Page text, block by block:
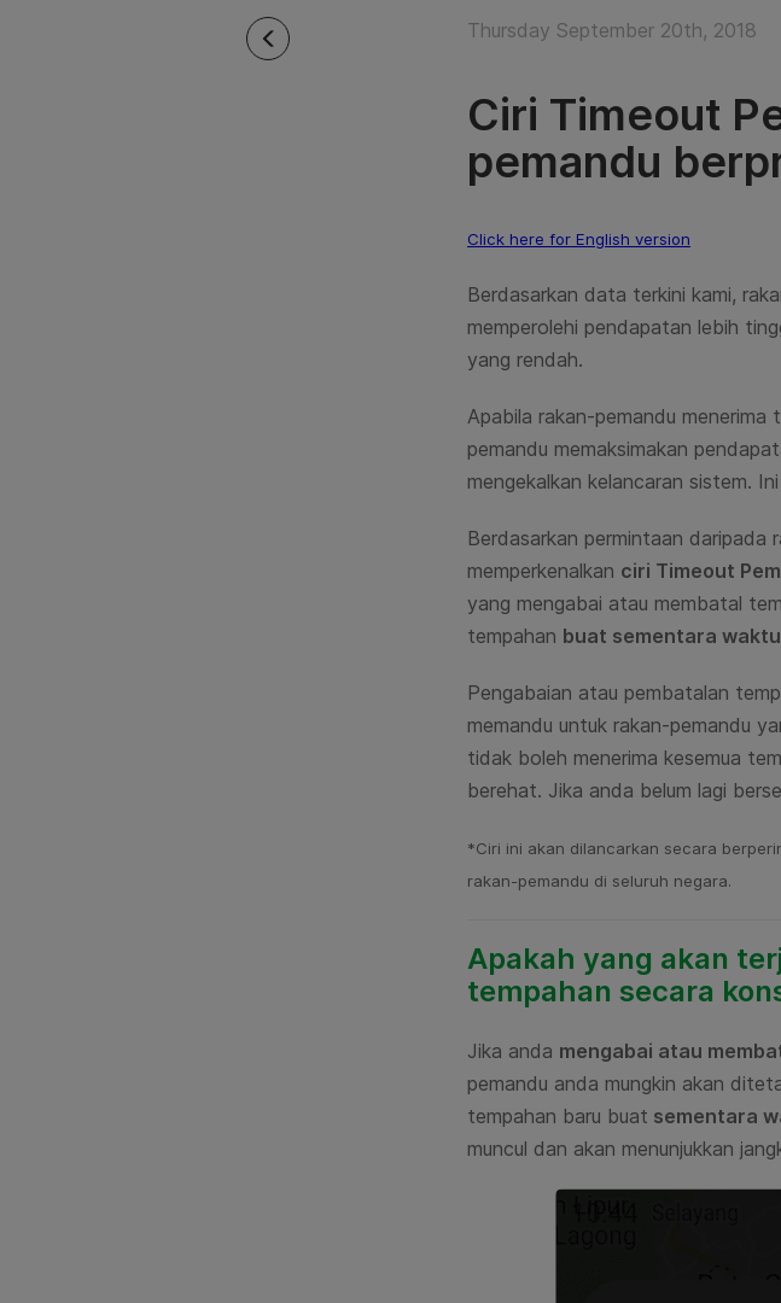
Thursday September 20th, 2018
Ciri Timeout
pemandu
Click here for English version
Berdasarkan data terkini kami,
memperolehi pendapatan lebih
yang rendah.
Apabila rakan-pemandu
pemandu memaksimakan
mengekalkan kelancaran sistem.
Berdasarkan permintaan daripada
memperkenalkan ciri Timeout
yang mengabai atau membatal
tempahan buat sementara waktu
Pengabaian atau pembatalan
memandu untuk rakan-pemandu
tidak boleh menerima kesemua
berehat. Jika anda belum lagi
*Ciri ini akan dilancarkan secara
rakan-pemandu di seluruh negara.
Apakah yang akan
tempahan secara
Jika anda mengabai atau
pemandu anda mungkin akan
tempahan baru buat sementara
muncul dan akan menunjukkan